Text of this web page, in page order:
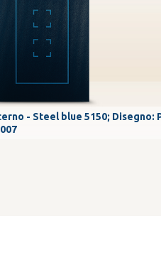
- Steel blue 5150; Disegno: